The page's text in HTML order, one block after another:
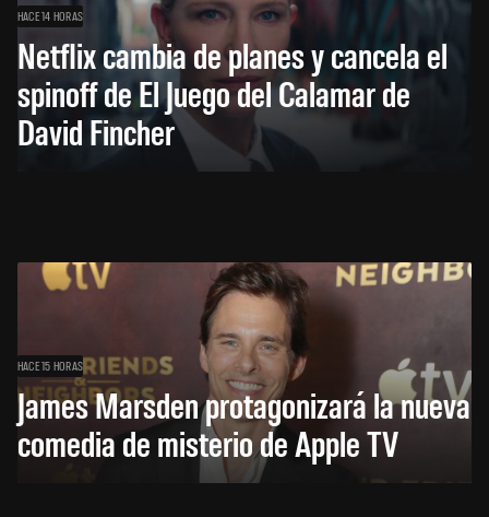
HACE 14 HORAS
Netflix cambia de planes y cancela el
spinoff de El Juego del Calamar de
David Fincher
HACE 15 HORAS
James Marsden protagonizará la nueva
comedia de misterio de Apple TV